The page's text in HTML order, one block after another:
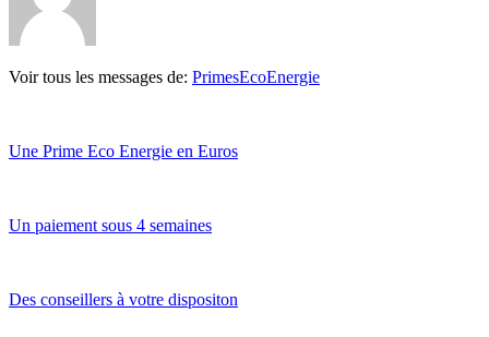
Voir tous les messages de: PrimesEcoEnergie
Une Prime Eco Energie en Euros
Un paiement sous 4 semaines
Des conseillers à votre dispositon